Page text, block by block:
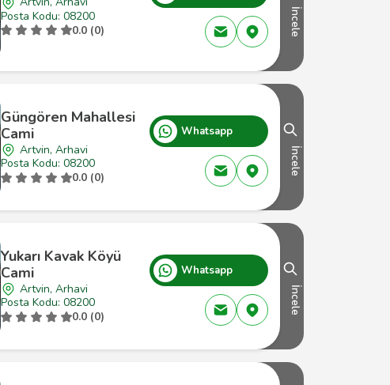
Posta Kodu: 08200
0.0 (0)
İncele
Güngören Mahallesi
Cami
Artvin, Arhavi
Posta Kodu: 08200
0.0 (0)
Whatsapp
İncele
Yukarı Kavak Köyü
Cami
Artvin, Arhavi
Posta Kodu: 08200
0.0 (0)
Whatsapp
İncele